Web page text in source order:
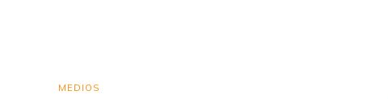
MEDIOS